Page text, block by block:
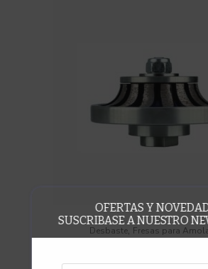
Desbaste, Fresas para
OFERTAS Y
SUSCRIBASE A NUESTRO